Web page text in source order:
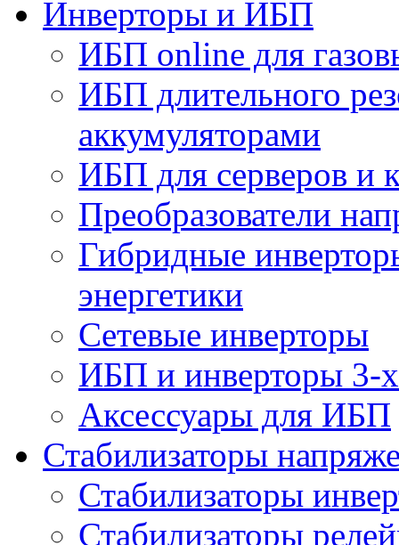
Инверторы и ИБП
ИБП online для
ИБП длительного
аккумуляторами
ИБП для серверов и
Преобразователи
Гибридные
энергетики
Сетевые инверторы
ИБП и инверторы 3-
Аксессуары для ИБП
Стабилизаторы
Стабилизаторы
Стабилизаторы